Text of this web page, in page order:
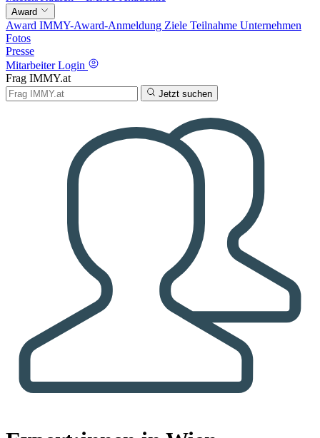
Award
Award IMMY-Award-Anmeldung Ziele Teilnahme Unternehmen
Fotos
Presse
Mitarbeiter Login
Frag IMMY.at
Jetzt suchen